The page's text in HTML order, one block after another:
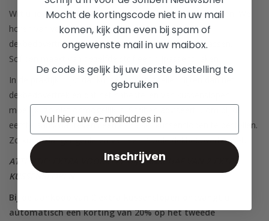
Wilt u liever niet al te vaak uw dekbedovertrek verschonen. We
horen van veel klanten dat zij onder het dekbed en
dekbedovertrek een laken leggen en dit wekelijks wassen.
Sofiben maakt van dezelfde stof een bijpassend laken.
In de praktijk blijkt dat kussenslopen sneller slijten dan het
dekbedovertrek en dat het nabestellen van kussenslopen
moeilijk, zo niet onmogelijk is. Sofiben adviseert u om bij de
eerste aanschaf tevens een extra set kussenslopen te bestellen.
Zo kunt u langer genieten van een mooie dekbedovertrekset.
ATTENTIE: EXTRA VOORDEEL BIJ AANSCHAF VAN 2 EXTRA
KUSSENSLOPEN.
Bij de aankoop van 2 extra kussenslopen ontvangt u
automatisch een korting van 20% op het tweede
Mocht de kortingscode niet in uw mail
komen, kijk dan even bij spam of
ongewenste mail in uw maibox.
De code is gelijk bij uw eerste bestelling te
gebruiken
Inschrijven